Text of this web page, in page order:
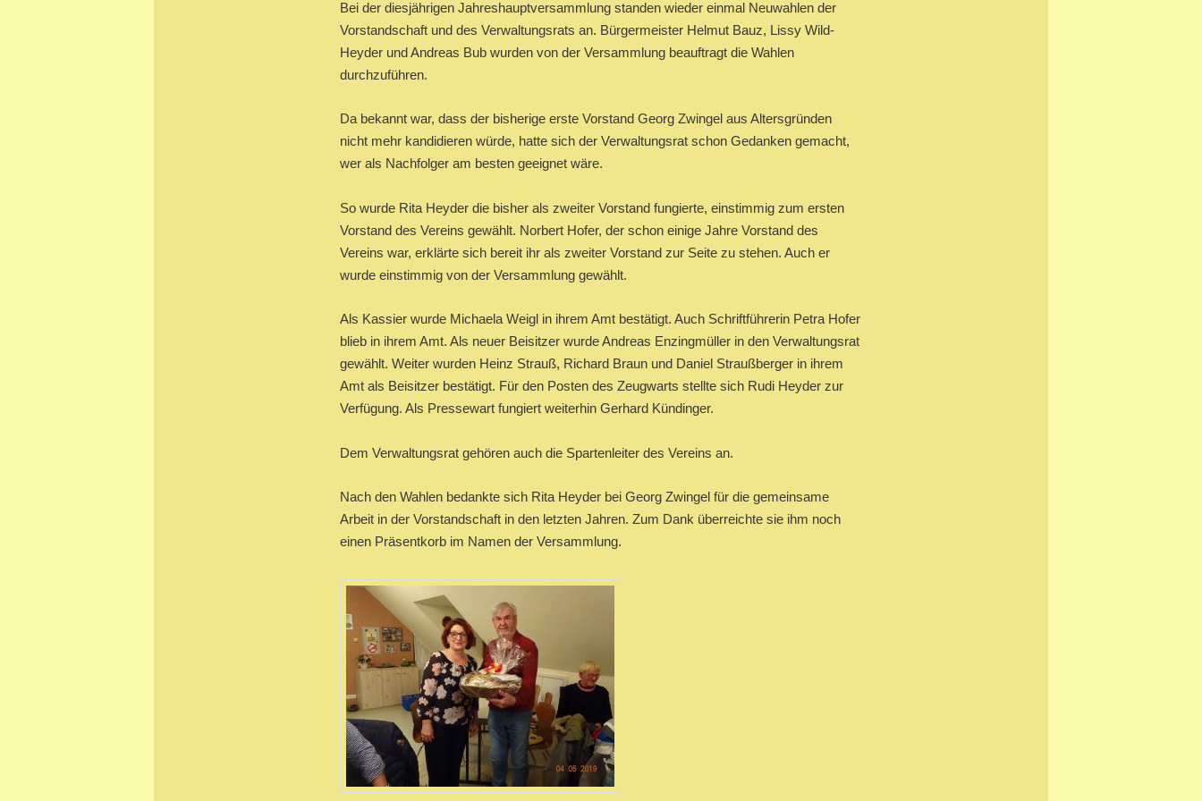
Bei der diesjährigen Jahreshauptversammlung standen wieder einmal Neuwahlen der
Vorstandschaft und des Verwaltungsrats an. Bürgermeister Helmut Bauz, Lissy Wild-
Heyder und Andreas Bub wurden von der Versammlung beauftragt die Wahlen
durchzuführen.
Da bekannt war, dass der bisherige erste Vorstand Georg Zwingel aus Altersgründen
nicht mehr kandidieren würde, hatte sich der Verwaltungsrat schon Gedanken gemacht,
wer als Nachfolger am besten geeignet wäre.
So wurde Rita Heyder die bisher als zweiter Vorstand fungierte, einstimmig zum ersten
Vorstand des Vereins gewählt. Norbert Hofer, der schon einige Jahre Vorstand des
Vereins war, erklärte sich bereit ihr als zweiter Vorstand zur Seite zu stehen. Auch er
wurde einstimmig von der Versammlung gewählt.
Als Kassier wurde Michaela Weigl in ihrem Amt bestätigt. Auch Schriftführerin Petra Hofer
blieb in ihrem Amt. Als neuer Beisitzer wurde Andreas Enzingmüller in den Verwaltungsrat
gewählt. Weiter wurden Heinz Strauß, Richard Braun und Daniel Straußberger in ihrem
Amt als Beisitzer bestätigt. Für den Posten des Zeugwarts stellte sich Rudi Heyder zur
Verfügung. Als Pressewart fungiert weiterhin Gerhard Kündinger.
Dem Verwaltungsrat gehören auch die Spartenleiter des Vereins an.
Nach den Wahlen bedankte sich Rita Heyder bei Georg Zwingel für die gemeinsame
Arbeit in der Vorstandschaft in den letzten Jahren. Zum Dank überreichte sie ihm noch
einen Präsentkorb im Namen der Versammlung.